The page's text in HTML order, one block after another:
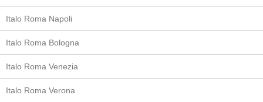
Italo Roma Napoli
Italo Roma Bologna
Italo Roma Venezia
Italo Roma Verona